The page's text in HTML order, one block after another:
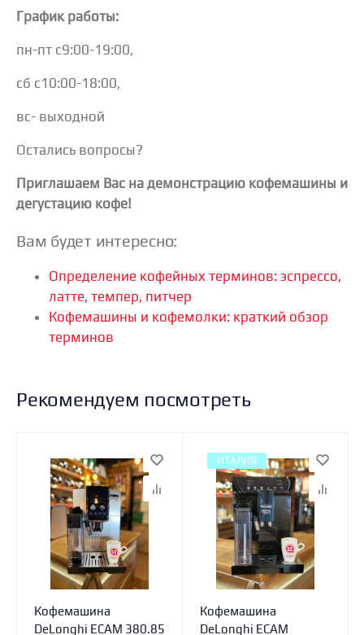
График работы:
пн-пт с9:00-19:00,
сб с10:00-18:00,
вс- выходной
Остались вопросы?
Приглашаем Вас на демонстрацию кофемашины и
дегустацию кофе!
Вам будет интересно:
Определение кофейных терминов: эспрессо,
латте, темпер, питчер
Кофемашины и кофемолки: краткий обзор
терминов
Рекомендуем посмотреть
Кофемашина
DeLonghi ECAM 380.85
Кофемашина
DeLonghi ECAM
ИТАЛИЯ